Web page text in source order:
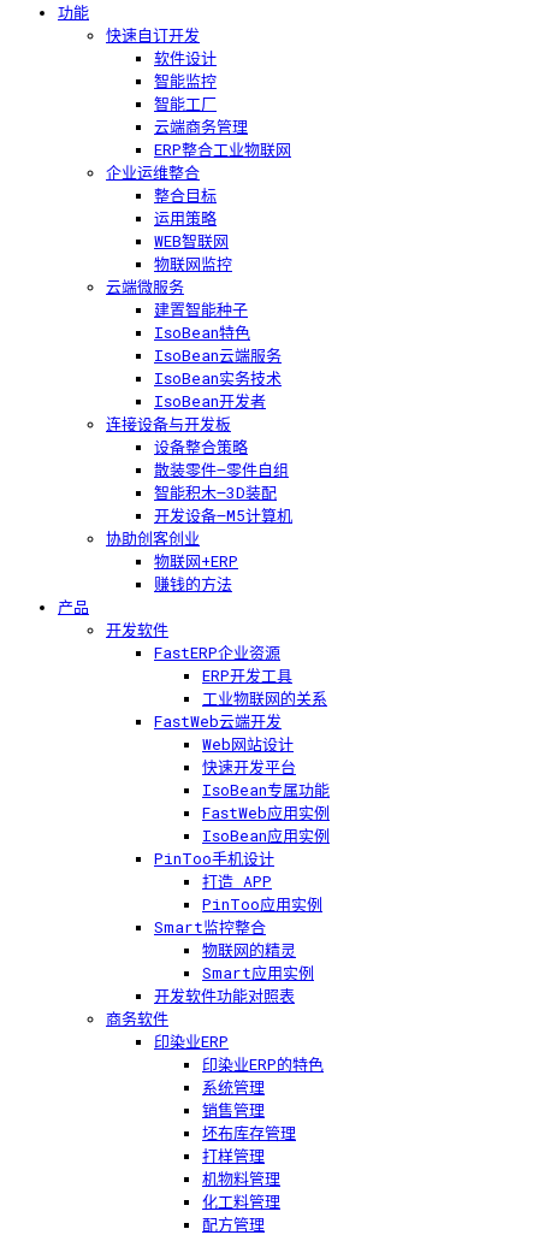
功能
快速自订开发
软件设计
智能监控
智能工厂
云端商务管理
ERP整合工业物联网
企业运维整合
整合目标
运用策略
WEB智联网
物联网监控
云端微服务
建置智能种子
IsoBean特色
IsoBean云端服务
IsoBean实务技术
IsoBean开发者
连接设备与开发板
设备整合策略
散装零件—零件自组
智能积木—3D装配
开发设备—M5计算机
协助创客创业
物联网+ERP
赚钱的方法
产品
开发软件
FastERP企业资源
ERP开发工具
工业物联网的关系
FastWeb云端开发
Web网站设计
快速开发平台
IsoBean专属功能
FastWeb应用实例
IsoBean应用实例
PinToo手机设计
打造 APP
PinToo应用实例
Smart监控整合
物联网的精灵
Smart应用实例
开发软件功能对照表
商务软件
印染业ERP
印染业ERP的特色
系统管理
销售管理
坯布库存管理
打样管理
机物料管理
化工料管理
配方管理